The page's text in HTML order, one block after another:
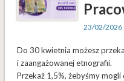
23/02/2026
Do 30 kwietnia możesz
i zaangażowanej etnografii.
Przekaż 1,5%, żebyśmy mogli